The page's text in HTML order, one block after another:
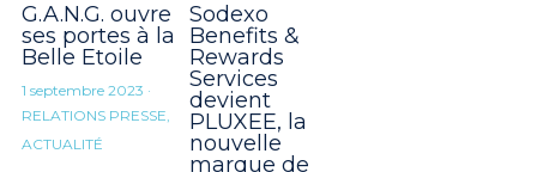
G.A.N.G. ouvre
ses portes à la
Belle Etoile
1 septembre 2023 ·
RELATIONS PRESSE,
ACTUALITÉ
Sodexo
Benefits &
Rewards
Services
devient
PLUXEE, la
nouvelle
marque de